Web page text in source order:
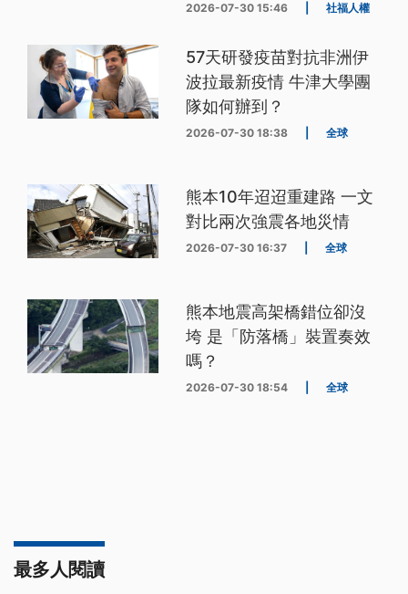
2026-07-30 15:46 社福人權
57天研發疫苗對抗非洲伊
波拉最新疫情 牛津大學團
隊如何辦到？
2026-07-30 18:38 全球
熊本10年迢迢重建路 一文
對比兩次強震各地災情
2026-07-30 16:37 全球
熊本地震高架橋錯位卻沒
垮 是「防落橋」裝置奏效
嗎？
2026-07-30 18:54 全球
最多人閱讀